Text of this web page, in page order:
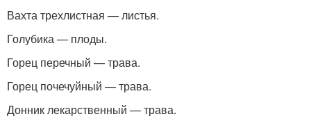
Вахта трехлистная — листья.
Голубика — плоды.
Горец перечный — трава.
Горец почечуйный — трава.
Донник лекарственный — трава.